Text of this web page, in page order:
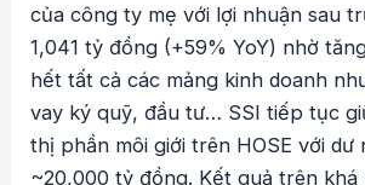
của công ty mẹ với lợi nhuận sau
1,041 tỷ đồng (+59% YoY) nhờ
hết tất cả các mảng kinh doanh
vay ký quỹ, đầu tư… SSI tiếp tục
thị phần môi giới trên HOSE với dư
~20,000 tỷ đồng. Kết quả trên